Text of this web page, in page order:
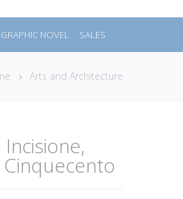
NOVEL SALES
Arts and Architecture